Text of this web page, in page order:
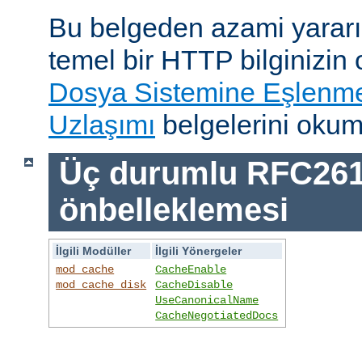
Bu belgeden azami
temel bir HTTP bilginizin
Dosya Sistemine
Uzlaşımı belgelerini
Üç durumlu
önbelleklemesi
İlgili Modüller
İlgili Yönergeler
mod_cache
mod_cache_disk
CacheEnable
CacheDisable
UseCanonicalName
CacheNegotiatedDocs